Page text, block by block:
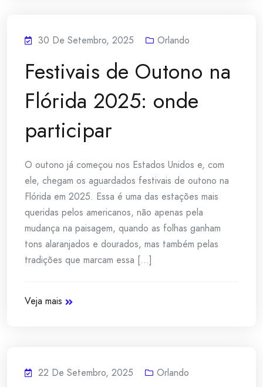
30 De Setembro, 2025 Orlando
Festivais de Outono na
Flórida 2025: onde
participar
O outono já começou nos Estados Unidos e, com
ele, chegam os aguardados festivais de outono na
Flórida em 2025. Essa é uma das estações mais
queridas pelos americanos, não apenas pela
mudança na paisagem, quando as folhas ganham
tons alaranjados e dourados, mas também pelas
tradições que marcam essa [...]
Veja mais
22 De Setembro, 2025 Orlando